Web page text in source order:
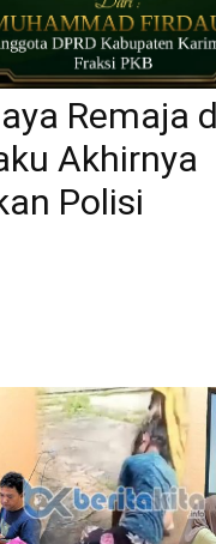
Remaja
Akhirnya
Polisi